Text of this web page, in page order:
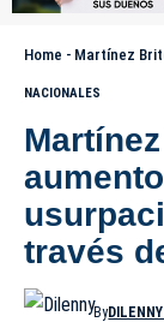
Home - Martínez Brito
NACIONALES
través
By